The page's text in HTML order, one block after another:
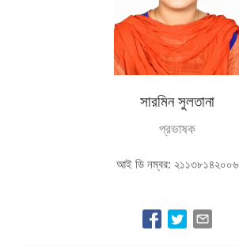
সারমিন সুলতানা
প্রভাষক
আই ডি নম্বর: ২১১৩৮১৪২০০৬